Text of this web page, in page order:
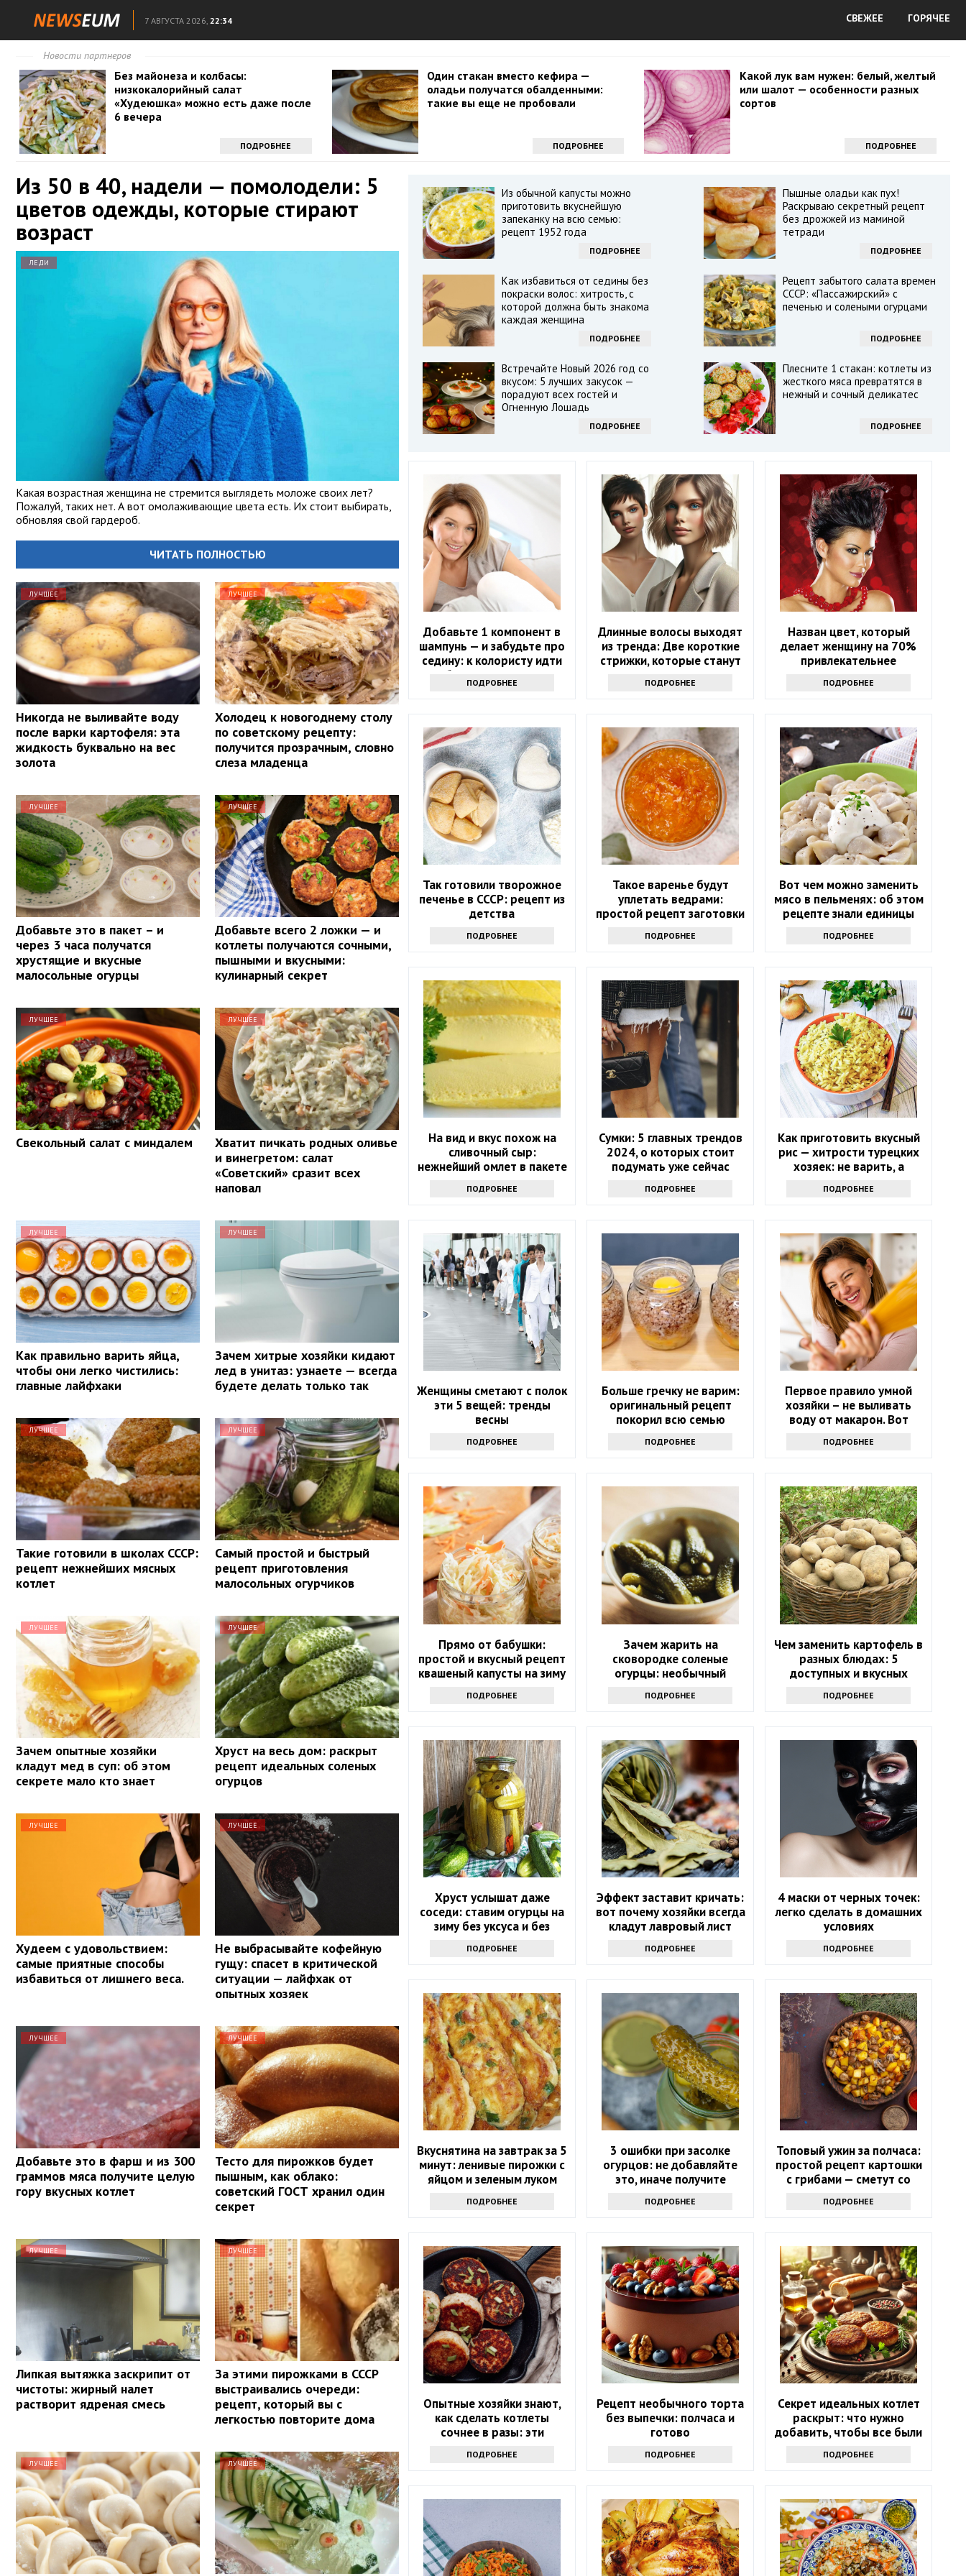
7 АВГУСТА 2026, 22:34 СВЕЖЕЕ ГОРЯЧЕЕ
Новости партнеров
Без майонеза и колбасы:
низкокалорийный салат
«Худеюшка» можно есть даже после
6 вечера
ПОДРОБНЕЕ
Один стакан вместо кефира —
оладьи получатся обалденными:
такие вы еще не пробовали
ПОДРОБНЕЕ
Какой лук вам нужен: белый, желтый
или шалот — особенности разных
сортов
ПОДРОБНЕЕ
Из 50 в 40, надели — помолодели: 5
цветов одежды, которые стирают
возраст
ЛЕДИ
Какая возрастная женщина не стремится выглядеть моложе своих лет?
Пожалуй, таких нет. А вот омолаживающие цвета есть. Их стоит выбирать,
обновляя свой гардероб.
ЧИТАТЬ ПОЛНОСТЬЮ
ЛУЧШЕЕ
Никогда не выливайте воду
после варки картофеля: эта
жидкость буквально на вес
золота
ЛУЧШЕЕ
Холодец к новогоднему столу
по советскому рецепту:
получится прозрачным, словно
слеза младенца
ЛУЧШЕЕ
Добавьте это в пакет – и
через 3 часа получатся
хрустящие и вкусные
малосольные огурцы
ЛУЧШЕЕ
Добавьте всего 2 ложки — и
котлеты получаются сочными,
пышными и вкусными:
кулинарный секрет
ЛУЧШЕЕ
Свекольный салат с миндалем
ЛУЧШЕЕ
Хватит пичкать родных оливье
и винегретом: салат
«Советский» сразит всех
наповал
ЛУЧШЕЕ
Как правильно варить яйца,
чтобы они легко чистились:
главные лайфхаки
ЛУЧШЕЕ
Зачем хитрые хозяйки кидают
лед в унитаз: узнаете — всегда
будете делать только так
ЛУЧШЕЕ
Такие готовили в школах СССР:
рецепт нежнейших мясных
котлет
ЛУЧШЕЕ
Самый простой и быстрый
рецепт приготовления
малосольных огурчиков
ЛУЧШЕЕ
Зачем опытные хозяйки
кладут мед в суп: об этом
секрете мало кто знает
ЛУЧШЕЕ
Хруст на весь дом: раскрыт
рецепт идеальных соленых
огурцов
ЛУЧШЕЕ
Худеем с удовольствием:
самые приятные способы
избавиться от лишнего веса.
ЛУЧШЕЕ
Не выбрасывайте кофейную
гущу: спасет в критической
ситуации — лайфхак от
опытных хозяек
ЛУЧШЕЕ
Добавьте это в фарш и из 300
граммов мяса получите целую
гору вкусных котлет
ЛУЧШЕЕ
Тесто для пирожков будет
пышным, как облако:
советский ГОСТ хранил один
секрет
ЛУЧШЕЕ
Липкая вытяжка заскрипит от
чистоты: жирный налет
растворит ядреная смесь
ЛУЧШЕЕ
За этими пирожками в СССР
выстраивались очереди:
рецепт, который вы с
легкостью повторите дома
ЛУЧШЕЕ ЛУЧШЕЕ
Из обычной капусты можно
приготовить вкуснейшую
запеканку на всю семью:
рецепт 1952 года
ПОДРОБНЕЕ
Пышные оладьи как пух!
Раскрываю секретный рецепт
без дрожжей из маминой
тетради
ПОДРОБНЕЕ
Как избавиться от седины без
покраски волос: хитрость, с
которой должна быть знакома
каждая женщина
ПОДРОБНЕЕ
Рецепт забытого салата времен
СССР: «Пассажирский» с
печенью и солеными огурцами
ПОДРОБНЕЕ
Встречайте Новый 2026 год со
вкусом: 5 лучших закусок —
порадуют всех гостей и
Огненную Лошадь
ПОДРОБНЕЕ
Плесните 1 стакан: котлеты из
жесткого мяса превратятся в
нежный и сочный деликатес
ПОДРОБНЕЕ
Добавьте 1 компонент в
шампунь — и забудьте про
седину: к колористу идти
больше не нужно
ПОДРОБНЕЕ
Длинные волосы выходят
из тренда: Две короткие
стрижки, которые станут
года
ПОДРОБНЕЕ
Назван цвет, который
делает женщину на 70%
привлекательнее
ПОДРОБНЕЕ
Так готовили творожное
печенье в СССР: рецепт из
детства
ПОДРОБНЕЕ
Такое варенье будут
уплетать ведрами:
простой рецепт заготовки
ПОДРОБНЕЕ
Вот чем можно заменить
мясо в пельменях: об этом
рецепте знали единицы
ПОДРОБНЕЕ
На вид и вкус похож на
сливочный сыр:
нежнейший омлет в пакете
ПОДРОБНЕЕ
Сумки: 5 главных трендов
2024, о которых стоит
подумать уже сейчас
ПОДРОБНЕЕ
Как приготовить вкусный
рис — хитрости турецких
хозяек: не варить, а
ПОДРОБНЕЕ
Женщины сметают с полок
эти 5 вещей: тренды
весны
ПОДРОБНЕЕ
Больше гречку не варим:
оригинальный рецепт
покорил всю семью
ПОДРОБНЕЕ
Первое правило умной
хозяйки – не выливать
воду от макарон. Вот
ПОДРОБНЕЕ
Прямо от бабушки:
простой и вкусный рецепт
квашеный капусты на зиму
ПОДРОБНЕЕ
Зачем жарить на
сковородке соленые
огурцы: необычный
повторять каждый день
ПОДРОБНЕЕ
Чем заменить картофель в
разных блюдах: 5
доступных и вкусных
ПОДРОБНЕЕ
Хруст услышат даже
соседи: ставим огурцы на
зиму без уксуса и без
без подвала
ПОДРОБНЕЕ
Эффект заставит кричать:
вот почему хозяйки всегда
кладут лавровый лист
ПОДРОБНЕЕ
4 маски от черных точек:
легко сделать в домашних
условиях
ПОДРОБНЕЕ
Вкуснятина на завтрак за 5
минут: ленивые пирожки с
яйцом и зеленым луком
ПОДРОБНЕЕ
3 ошибки при засолке
огурцов: не добавляйте
это, иначе получите
закуску
ПОДРОБНЕЕ
Топовый ужин за полчаса:
простой рецепт картошки
с грибами — сметут со
ПОДРОБНЕЕ
Опытные хозяйки знают,
как сделать котлеты
сочнее в разы: эти
спасение
ПОДРОБНЕЕ
Рецепт необычного торта
без выпечки: полчаса и
готово
ПОДРОБНЕЕ
Секрет идеальных котлет
раскрыт: что нужно
добавить, чтобы все были
ПОДРОБНЕЕ